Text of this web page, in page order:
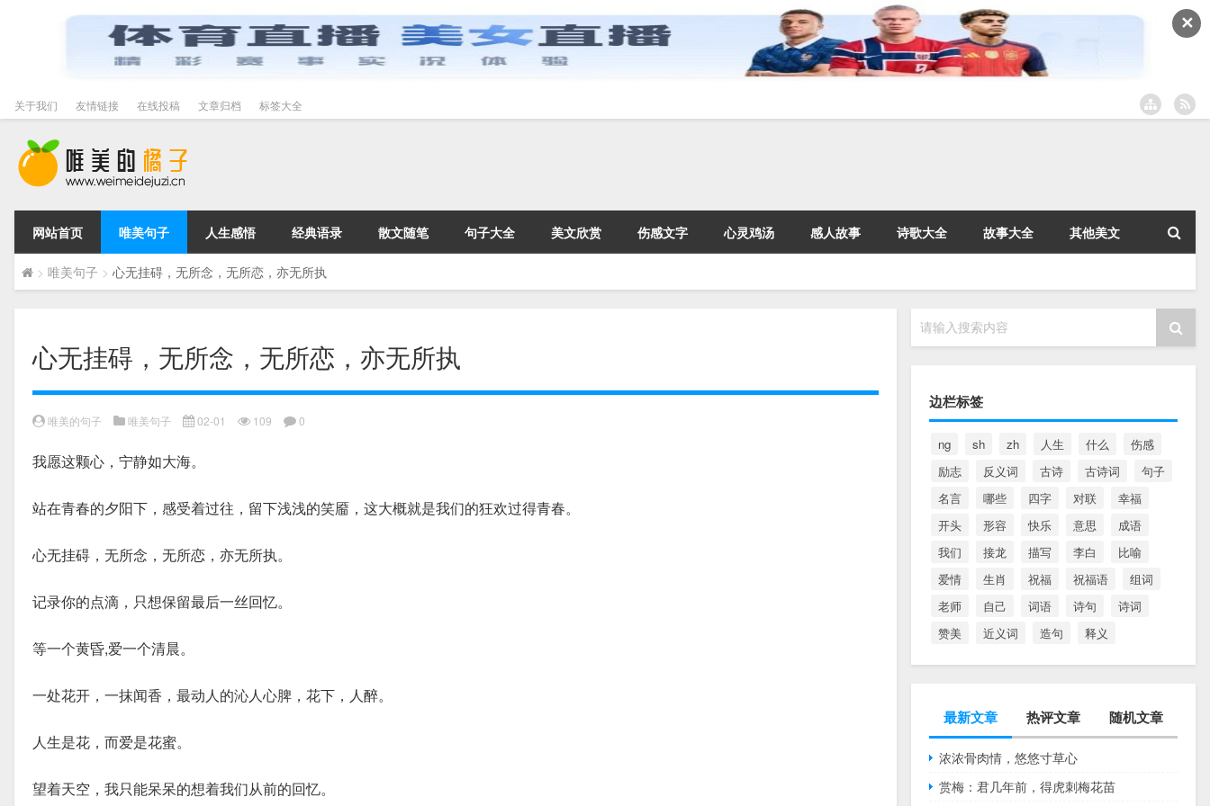
✕
关于我们 友情链接 在线投稿 文章归档 标签大全
网站首页 唯美句子 人生感悟 经典语录 散文随笔 句子大全 美文欣赏 伤感文字 心灵鸡汤 感人故事 诗歌大全 故事大全 其他美文
> 唯美句子 > 心无挂碍，无所念，无所恋，亦无所执
心无挂碍，无所念，无所恋，亦无所执
唯美的句子 唯美句子 02-01 109 0
我愿这颗心，宁静如大海。
站在青春的夕阳下，感受着过往，留下浅浅的笑靥，这大概就是我们的狂欢过得青春。
心无挂碍，无所念，无所恋，亦无所执。
记录你的点滴，只想保留最后一丝回忆。
等一个黄昏,爱一个清晨。
一处花开，一抹闻香，最动人的沁人心脾，花下，人醉。
人生是花，而爱是花蜜。
望着天空，我只能呆呆的想着我们从前的回忆。
请输入搜索内容
边栏标签
ng sh zh 人生 什么
伤感
励志
反义词 古诗 古诗词
句子
名言
哪些 四字 对联
幸福
开头
形容 快乐 意思
成语
我们
接龙 描写 李白
比喻
爱情
生肖 祝福 祝福语
组词
老师
自己 词语 诗句
诗词
赞美
近义词 造句 释义
最新文章 热评文章 随机文章
浓浓骨肉情，悠悠寸草心
赏梅：君几年前，得虎刺梅花苗